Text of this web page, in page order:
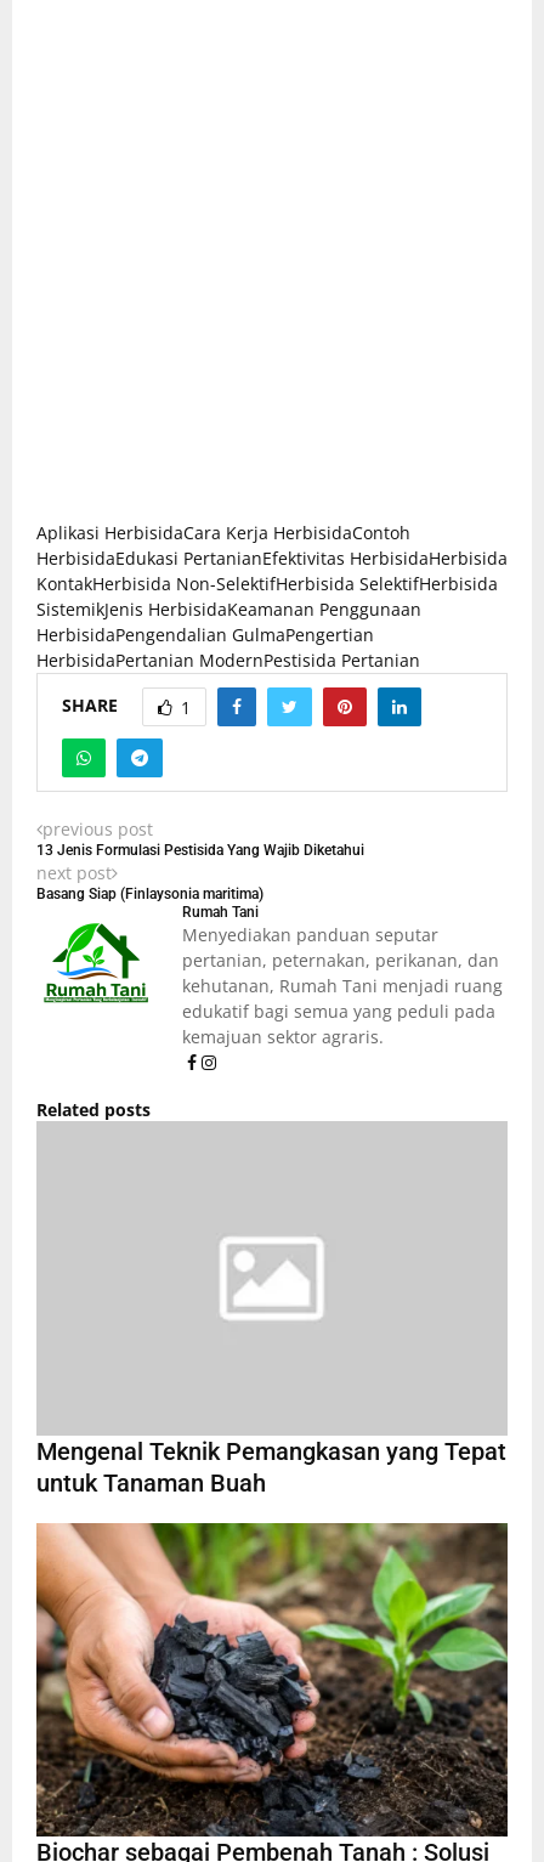
Aplikasi HerbisidaCara Kerja HerbisidaContoh
HerbisidaEdukasi PertanianEfektivitas HerbisidaHerbisida
KontakHerbisida Non-SelektifHerbisida SelektifHerbisida
SistemikJenis HerbisidaKeamanan Penggunaan
HerbisidaPengendalian GulmaPengertian
HerbisidaPertanian ModernPestisida Pertanian
SHARE
1
previous post
13 Jenis Formulasi Pestisida Yang Wajib Diketahui
next post
Basang Siap (Finlaysonia maritima)
Rumah Tani
Menyediakan panduan seputar
pertanian, peternakan, perikanan, dan
kehutanan, Rumah Tani menjadi ruang
edukatif bagi semua yang peduli pada
kemajuan sektor agraris.
Related posts
Mengenal Teknik Pemangkasan yang Tepat
untuk Tanaman Buah
Biochar sebagai Pembenah Tanah : Solusi